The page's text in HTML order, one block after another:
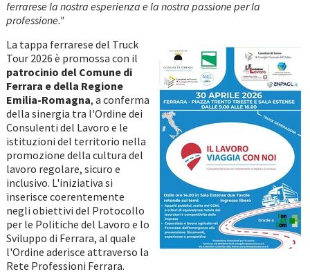
ferrarese la nostra esperienza e la nostra passione per la
professione."
La tappa ferrarese del Truck
Tour 2026 è promossa con il
patrocinio del Comune di
Ferrara e della Regione
Emilia-Romagna, a conferma
della sinergia tra l'Ordine dei
Consulenti del Lavoro e le
istituzioni del territorio nella
promozione della cultura del
lavoro regolare, sicuro e
inclusivo. L'iniziativa si
inserisce coerentemente
negli obiettivi del Protocollo
per le Politiche del Lavoro e lo
Sviluppo di Ferrara, al quale
l'Ordine aderisce attraverso la
Rete Professioni Ferrara.